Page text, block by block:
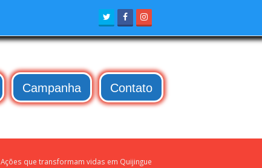
TwitterFacebook
Campanha Contato
Ações que transformam vidas em Quijingue